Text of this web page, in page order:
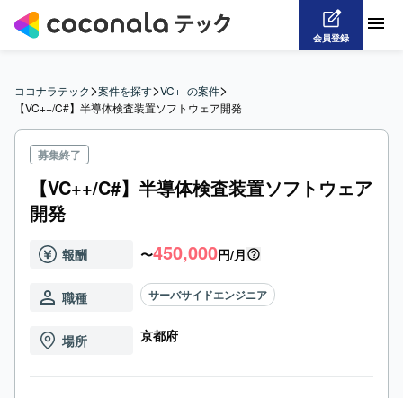
会員登録
ココナラテック>案件を探す>VC++の案件>
【VC++/C#】半導体検査装置ソフトウェア開発
募集終了
【VC++/C#】半導体検査装置ソフトウェア
開発
報酬 〜450,000円/月
職種 サーバサイドエンジニア
場所 京都府